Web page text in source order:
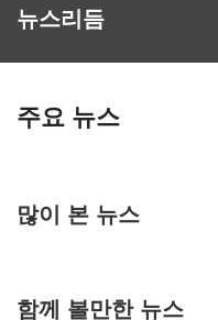
뉴스리듬
주요 뉴스
많이 본 뉴스
함께 볼만한 뉴스